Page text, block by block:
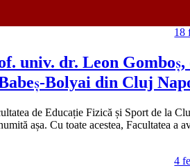
18
univ. dr. Leon
Bolyai din Cluj
de Educație Fizică și Sport de la
așa. Cu toate acestea, Facultatea a
4